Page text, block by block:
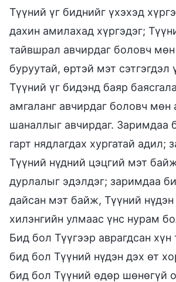
Түүний үг биднийг үхэхэд
дахин амилахад хүргэдэг;
тайвшрал авчирдаг боловч
буруутай, өртэй мэт сэтгэгдэл
Түүний үг бидэнд баяр
амгаланг авчирдаг боловч мөн
шаналлыг авчирдаг. Заримдаа
гарт нядлагдах хургатай адил;
Түүний нүдний цэцгий мэт
дурлалыг эдэлдэг; заримдаа
дайсан мэт байж, Түүний нүдэн
хилэнгийн улмаас үнс нурам
Бид бол Түүгээр аврагдсан хүн
бид бол Түүний нүдэн дэх өт
бид бол Түүний өдөр шөнөгүй